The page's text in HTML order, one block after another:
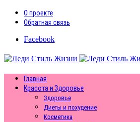
О проекте
Обратная связь
Facebook
Главная
Красота и Здоровье
Здоровье
Диеты и похудение
Косметика